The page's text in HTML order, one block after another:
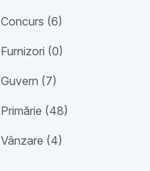
Concurs (6)
Furnizori (0)
Guvern (7)
Primărie (48)
Vânzare (4)